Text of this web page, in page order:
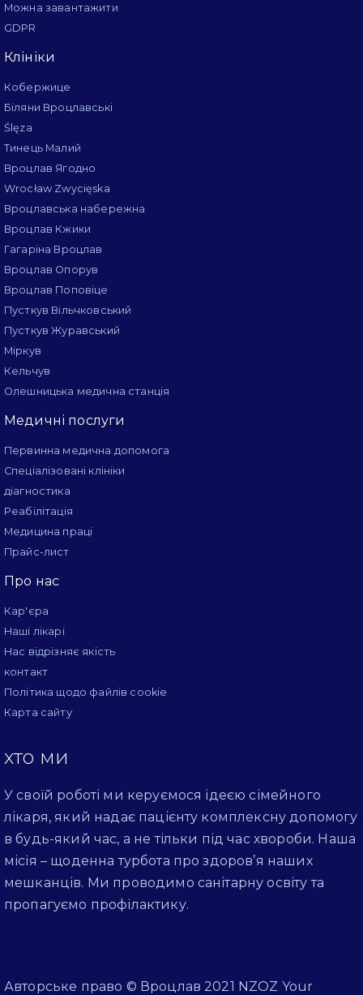
Можна завантажити
GDPR
Клініки
Кобержице
Біляни Вроцлавські
Ślęza
Тинець Малий
Вроцлав Ягодно
Wrocław Zwycięska
Вроцлавська набережна
Вроцлав Кжики
Гагаріна Вроцлав
Вроцлав Опорув
Вроцлав Поповіце
Пусткув Вільчковський
Пусткув Журавський
Міркув
Кельчув
Олешницька медична станція
Медичні послуги
Первинна медична допомога
Спеціалізовані клініки
діагностика
Реабілітація
Медицина праці
Прайс-лист
Про нас
Кар'єра
Наші лікарі
Нас відрізняє якість
контакт
Політика щодо файлів cookie
Карта сайту
хто ми
У своїй роботі ми керуємося ідеєю сімейного
лікаря, який надає пацієнту комплексну допомогу
в будь-який час, а не тільки під час хвороби. Наша
місія – щоденна турбота про здоров’я наших
мешканців. Ми проводимо санітарну освіту та
пропагуємо профілактику.
Авторське право © Вроцлав 2021 NZOZ Your